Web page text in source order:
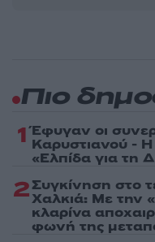
Πιο
1 Έφυγαν οι
Καρυστιανού -
«Ελπίδα για τη
2Συγκίνηση στο
Χαλκιά: Με την
κλαρίνα
φωνή της